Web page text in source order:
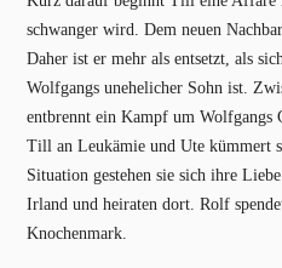
schwanger wird. Dem neuen
Daher ist er mehr als entsetzt, als
Wolfgangs unehelicher Sohn ist.
entbrennt ein Kampf um Wolfgangs
Till an Leukämie und Ute kümmert
Situation gestehen sie sich ihre
Irland und heiraten dort. Rolf
Knochenmark.